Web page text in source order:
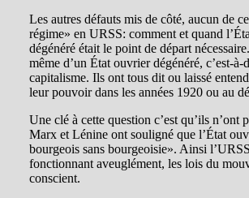
Les autres défauts mis de côté, aucun de
régime» en URSS: comment et quand
dégénéré était le point de départ
même d’un État ouvrier dégénéré, c’est-
capitalisme. Ils ont tous dit ou laissé
leur pouvoir dans les années 1920 ou au
Une clé à cette question c’est qu’ils n’ont
Marx et Lénine ont souligné que l’État
bourgeois sans bourgeoisie». Ainsi
fonctionnant aveuglément, les lois du
conscient.